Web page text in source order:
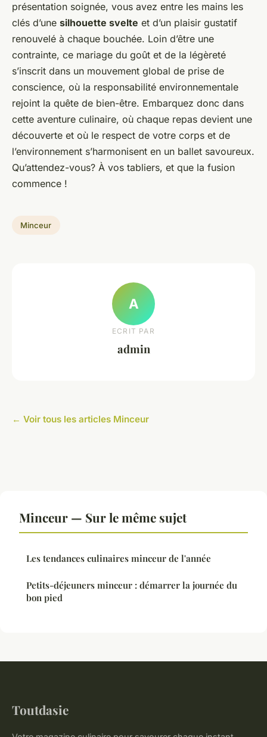
présentation soignée, vous avez entre les mains les
clés d’une silhouette svelte et d’un plaisir gustatif
renouvelé à chaque bouchée. Loin d’être une
contrainte, ce mariage du goût et de la légèreté
s’inscrit dans un mouvement global de prise de
conscience, où la responsabilité environnementale
rejoint la quête de bien-être. Embarquez donc dans
cette aventure culinaire, où chaque repas devient une
découverte et où le respect de votre corps et de
l’environnement s’harmonisent en un ballet savoureux.
Qu’attendez-vous? À vos tabliers, et que la fusion
commence !
Minceur
A
ECRIT PAR
admin
← Voir tous les articles Minceur
Minceur — Sur le même sujet
Les tendances culinaires minceur de l'année
Petits-déjeuners minceur : démarrer la journée du
bon pied
Toutdasie